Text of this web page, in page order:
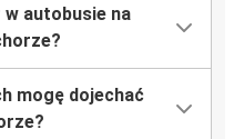
autobusie na
mogę dojechać